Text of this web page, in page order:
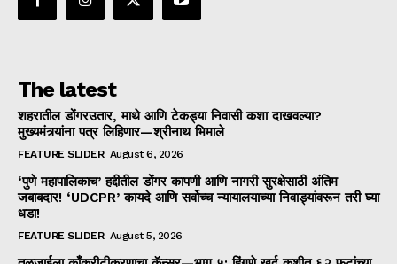
The latest
शहरातील डोंगरउतार, माथे आणि टेकड्या निवासी कशा दाखवल्या?
मुख्यमंत्र्यांना पत्र लिहिणार—श्रीनाथ भिमाले
FEATURE SLIDER August 6, 2026
‘पुणे महापालिकाच’ हद्दीतील डोंगर कापणी आणि नागरी सुरक्षेसाठी अंतिम
जबाबदार! ‘UDCPR’ कायदे आणि सर्वोच्च न्यायालयाच्या निवाड्यांवरून तरी घ्या
धडा!
FEATURE SLIDER August 5, 2026